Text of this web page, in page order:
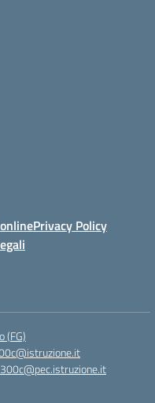
Privacy Policy
(FG)